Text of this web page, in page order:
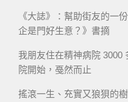
《大誌》：幫助街友的一
企是門好生意？》書摘
我朋友住在精神病院 3000
院開始，戞然而止
搖滾一生、充實又狼狽的